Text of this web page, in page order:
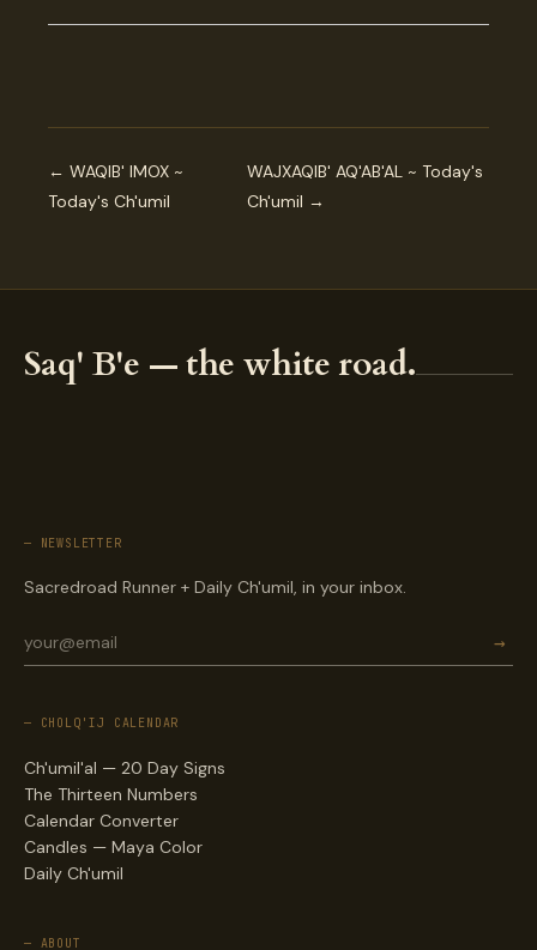
← WAQIB' IMOX ~
Today's Ch'umil
WAJXAQIB' AQ'AB'AL ~ Today's
Ch'umil →
Saq' B'e — the white road.
— NEWSLETTER
Sacredroad Runner + Daily Ch'umil, in your inbox.
→
— CHOLQ'IJ CALENDAR
Ch'umil'al — 20 Day Signs
The Thirteen Numbers
Calendar Converter
Candles — Maya Color
Daily Ch'umil
— ABOUT